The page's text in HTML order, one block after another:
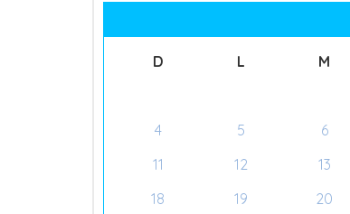
D L M
4
5 6
11
12 13
18
19 20